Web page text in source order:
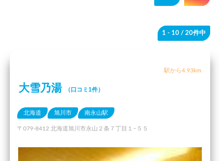
1 - 10 / 20件中
駅から4.93km
大雪乃湯 （口コミ1件）
北海道 旭川市 南永山駅
〒079-8412 北海道旭川市永山２条７丁目１−５５